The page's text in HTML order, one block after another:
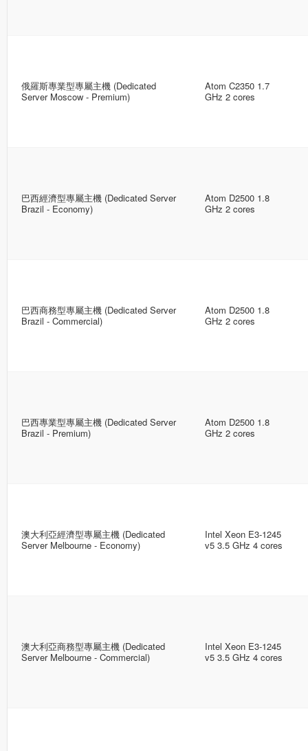
俄羅斯專業型專屬主機 (Dedicated
Server Moscow - Premium)
Atom C2350 1.7
GHz 2 cores
巴西經濟型專屬主機 (Dedicated Server
Brazil - Economy)
Atom D2500 1.8
GHz 2 cores
巴西商務型專屬主機 (Dedicated Server
Brazil - Commercial)
Atom D2500 1.8
GHz 2 cores
巴西專業型專屬主機 (Dedicated Server
Brazil - Premium)
Atom D2500 1.8
GHz 2 cores
澳大利亞經濟型專屬主機 (Dedicated
Server Melbourne - Economy)
Intel Xeon E3-1245
v5 3.5 GHz 4 cores
澳大利亞商務型專屬主機 (Dedicated
Server Melbourne - Commercial)
Intel Xeon E3-1245
v5 3.5 GHz 4 cores